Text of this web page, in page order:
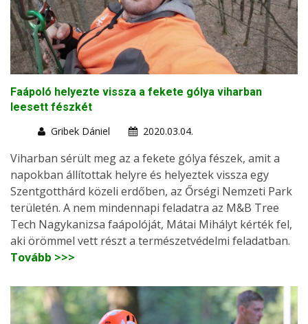
Faápoló helyezte vissza a fekete gólya viharban
leesett fészkét
Gribek Dániel
2020.03.04.
Viharban sérült meg az a fekete gólya fészek, amit a
napokban állítottak helyre és helyeztek vissza egy
Szentgotthárd közeli erdőben, az Őrségi Nemzeti Park
területén. A nem mindennapi feladatra az M&B Tree
Tech Nagykanizsa faápolóját, Mátai Mihályt kérték fel,
aki örömmel vett részt a természetvédelmi feladatban.
Tovább >>>